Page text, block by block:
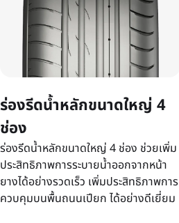
ร่องรีดน้ำหลักขนาดใหญ่ 4
ช่อง
ร่องรีดน้ำหลักขนาดใหญ่ 4 ช่อง ช่วยเพิ่ม
ประสิทธิภาพการระบายน้ำออกจากหน้า
ยางได้อย่างรวดเร็ว เพิ่มประสิทธิภาพการ
ควบคุมบนพื้นถนนเปียก ได้อย่างดีเยี่ยม